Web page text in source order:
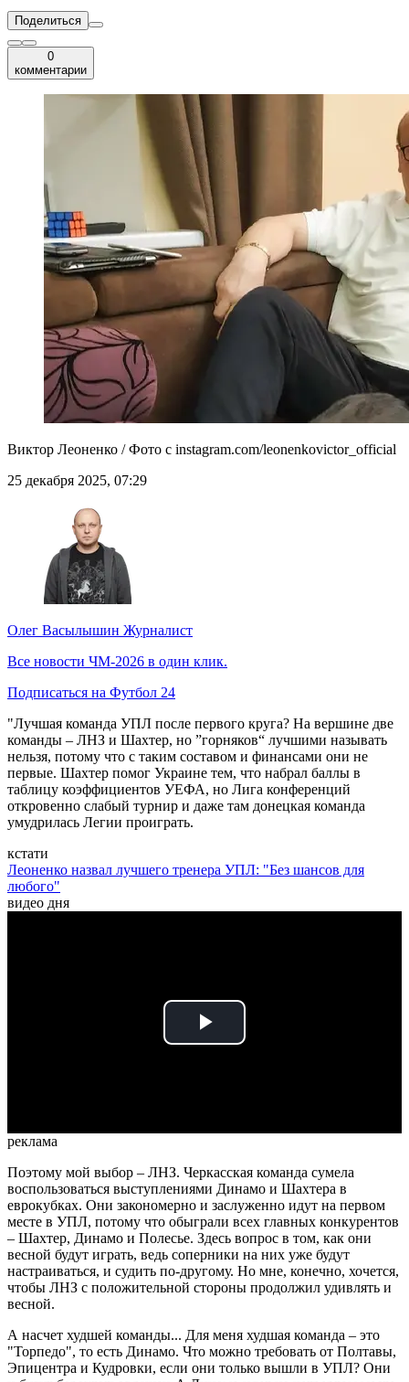
Поделиться
0
комментарии
Виктор Леоненко / Фото с instagram.com/leonenkovictor_official
25 декабря 2025, 07:29
Олег Васылышин Журналист
Все новости ЧМ-2026 в один клик.
Подписаться на Футбол 24
"Лучшая команда УПЛ после первого круга? На вершине две
команды – ЛНЗ и Шахтер, но ”горняков“ лучшими называть
нельзя, потому что с таким составом и финансами они не
первые. Шахтер помог Украине тем, что набрал баллы в
таблицу коэффициентов УЕФА, но Лига конференций
откровенно слабый турнир и даже там донецкая команда
умудрилась Легии проиграть.
кстати
Леоненко назвал лучшего тренера УПЛ: "Без шансов для
любого"
видео дня
Play
реклама
Поэтому мой выбор – ЛНЗ. Черкасская команда сумела
воспользоваться выступлениями Динамо и Шахтера в
еврокубках. Они закономерно и заслуженно идут на первом
месте в УПЛ, потому что обыграли всех главных конкурентов
– Шахтер, Динамо и Полесье. Здесь вопрос в том, как они
весной будут играть, ведь соперники на них уже будут
настраиваться, и судить по-другому. Но мне, конечно, хочется,
чтобы ЛНЗ с положительной стороны продолжил удивлять и
весной.
А насчет худшей команды... Для меня худшая команда – это
"Торпедо", то есть Динамо. Что можно требовать от Полтавы,
Эпицентра и Кудровки, если они только вышли в УПЛ? Они